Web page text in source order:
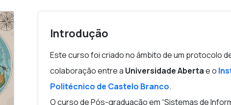
Introdução
Este curso foi criado no âmbito de um protocolo
colaboração entre a Universidade Abertae o
Politécnico de Castelo Branco.
O curso de Pós-graduação em “Sistemas de